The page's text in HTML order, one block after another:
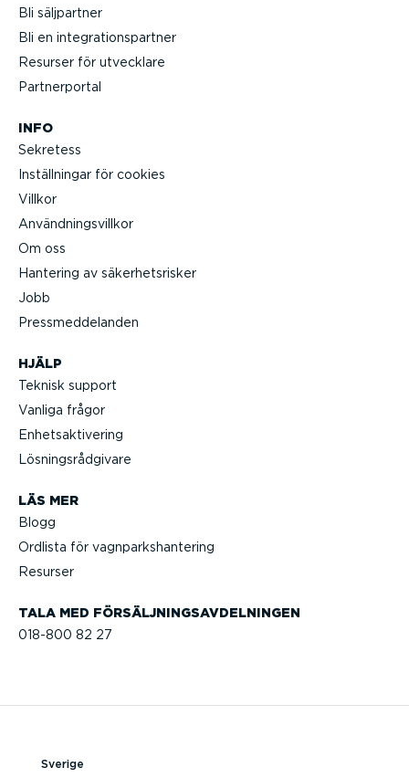
TALA MED FÖRSÄLJ­NINGS­AV­DEL­NINGEN
018-800 82 27
HJÄLP
Teknisk support
Vanliga frågor
Enhets­ak­ti­vering
Lösnings­råd­givare
LÄS MER
Blogg
Ordlista för vagnparks­han­tering
Resurser
Bli säljpartner
Bli en integ­ra­tions­partner
Resurser för utvecklare
Partner­portal
INFO
Sekretess
Inställ­ningar för cookies
Villkor
Använd­nings­villkor
Om oss
Hantering av säker­hets­risker
Jobb
Press­med­de­landen
Sverige